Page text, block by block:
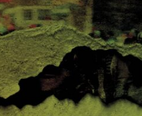
et d’images
étasunien ne
d’un Bobby élevé
son triomphe sur la
soviétique,
du « monde libre » sur